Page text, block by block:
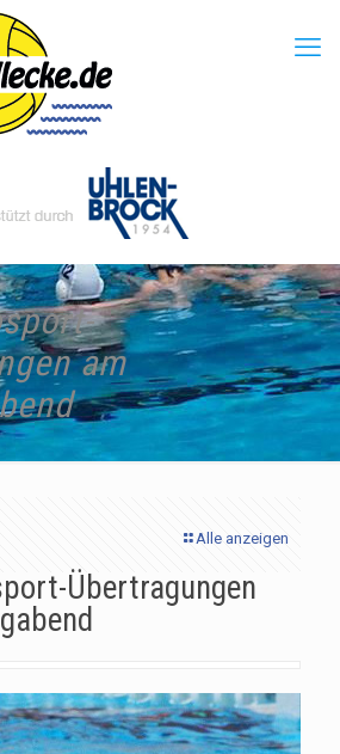
am
Alle anzeigen
Übertragungen